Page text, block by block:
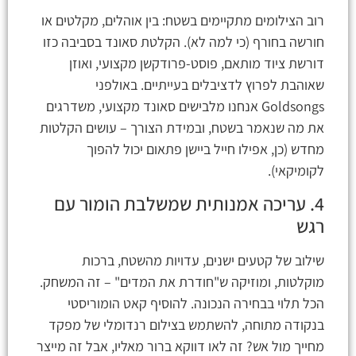
רוב הצילומים מתקיימים בשטח: בין אוהלים, מקלטים או
חורשה בחורף (כי למה לא). הקלטת סאונד בסביבה כזו
דורשת ציוד מותאם, פוסט-פרודקשן מקצועי, ואוזן
שאוהבת לפרוץ לדציבלים בעייתיים. באולפני
Goldsongs אנחנו מלבישים סאונד מקצועי, משדרגים
את מה שנאמר בשטח, ובמידת הצורך – עושים הקלטות
מחדש (כן, אפילו חייל ביישן פתאום יכול להפוך
לקומיקאי).
4. עריכה אמנותית שמשלבת הומור עם
רגש
שילוב של קטעים ישנים, עדויות מהשטח, ברכות
מוקלטות, ומוזיקה ש"חודרת את המדים" – זה המשחק.
הכל תלוי בבחירה הנכונה. להוסיף קאט הומוריסטי
בנקודה מתוחה, להשתמש בצילום רנדומלי של מפקד
מחייך מול אש? זה לאו דווקא ברור מאליו, אבל זה מייצר